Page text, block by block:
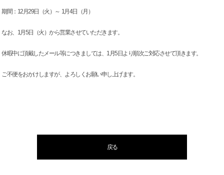
期間：12月29日（火）～ 1月4日（月）
なお、1月5日（火）から営業させていただきます。
休暇中に頂戴したメール等につきましては、1月5日より順次ご対応させて頂きます。
ご不便をおかけしますが、よろしくお願い申し上げます。
戻る